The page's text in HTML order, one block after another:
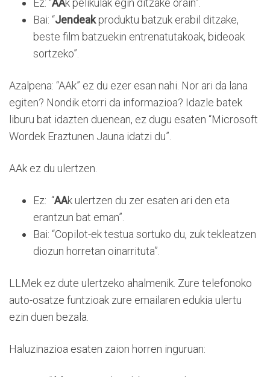
Ez: “AAk pelikulak egin ditzake orain”.
Bai: “Jendeakproduktu batzuk erabil ditzake,
beste film batzuekin entrenatutakoak, bideoak
sortzeko”.
Azalpena: “AAk” ez du ezer esan nahi. Nor ari da lana
egiten? Nondik etorri da informazioa? Idazle batek
liburu bat idazten duenean, ez dugu esaten “Microsoft
Wordek Eraztunen Jauna idatzi du”.
AAk ez du ulertzen.
Ez: “AAk ulertzen du zer esaten ari den eta
erantzun bat eman”.
Bai: “Copilot-ek testua sortuko du, zuk tekleatzen
diozun horretan oinarrituta”.
LLMek ez dute ulertzeko ahalmenik. Zure telefonoko
auto-osatze funtzioak zure emailaren edukia ulertu
ezin duen bezala.
Haluzinazioa esaten zaion horren inguruan: